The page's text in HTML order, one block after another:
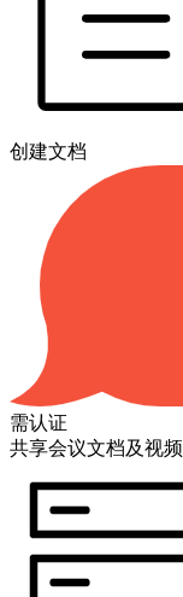
创建文档
需认证
共享会议文档及视频